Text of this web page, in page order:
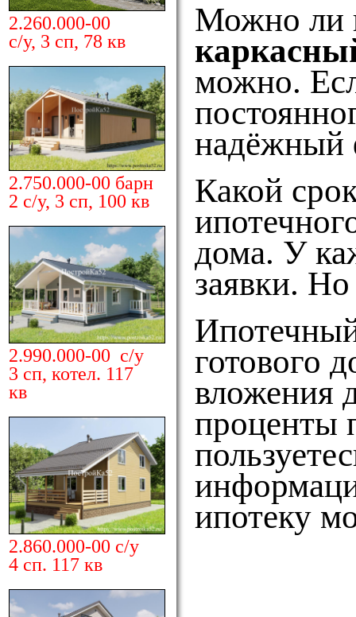
Можно ли
можно.
надёжный
Какой
дома. У
заявки.
готового
вложения
проценты
ипотеку
2.260.000-00
с/у, 3 сп, 78 кв
2.750.000-00 барн
2 с/у, 3 сп, 100 кв
2.990.000-00 с/у
3 сп, котел. 117
кв
2.860.000-00 с/у
4 сп. 117 кв